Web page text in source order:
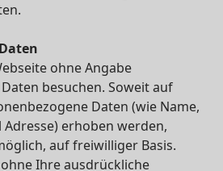
ohne Angabe
besuchen. Soweit auf
Daten (wie Name,
erhoben werden,
auf freiwilliger Basis.
Ihre ausdrückliche